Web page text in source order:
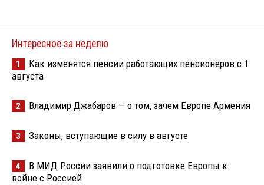
Интересное за неделю
1
Как изменятся пенсии работающих пенсионеров с 1
августа
2 Владимир Джабаров — о том, зачем Европе Армения
3 Законы, вступающие в силу в августе
4
В МИД России заявили о подготовке Европы к
войне с Россией